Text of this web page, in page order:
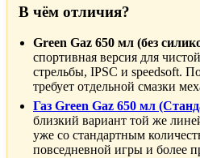
В чём отличия?
Green Gaz 650 мл (без
спортивная версия для
стрельбы, IPSC и speedsoft.
требует отдельной смазки
Газ Green Gaz 650 мл
близкий вариант той же
уже со стандартным
повседневной игры и более